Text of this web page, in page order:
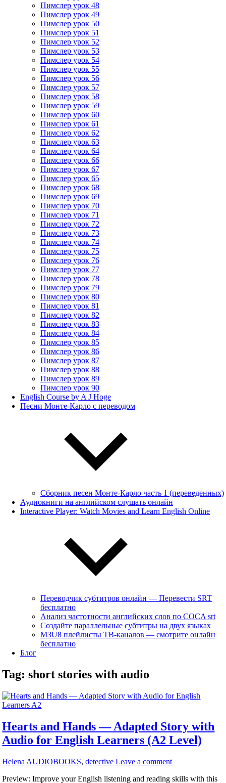
Пимслер урок 48
Пимслер урок 49
Пимслер урок 50
Пимслер урок 51
Пимслер урок 52
Пимслер урок 53
Пимслер урок 54
Пимслер урок 55
Пимслер урок 56
Пимслер урок 57
Пимслер урок 58
Пимслер урок 59
Пимслер урок 60
Пимслер урок 61
Пимслер урок 62
Пимслер урок 63
Пимслер урок 64
Пимслер урок 66
Пимслер урок 67
Пимслер урок 65
Пимслер урок 68
Пимслер урок 69
Пимслер урок 70
Пимслер урок 71
Пимслер урок 72
Пимслер урок 73
Пимслер урок 74
Пимслер урок 75
Пимслер урок 76
Пимслер урок 77
Пимслер урок 78
Пимслер урок 79
Пимслер урок 80
Пимслер урок 81
Пимслер урок 82
Пимслер урок 83
Пимслер урок 84
Пимслер урок 85
Пимслер урок 86
Пимслер урок 87
Пимслер урок 88
Пимслер урок 89
Пимслер урок 90
English Course by A J Hoge
Песни Монте-Карло с переводом
Сборник песен Монте-Карло часть 1 (переведенных)
Аудиокниги на английском слушать онлайн
Interactive Player: Watch Movies and Learn English Online
Переводчик субтитров онлайн — Перевести SRT
бесплатно
Анализ частотности английских слов по COCA srt
Создайте параллельные субтитры на двух языках
M3U8 плейлисты ТВ‑каналов — смотрите онлайн
бесплатно
Блог
Tag:short stories with audio
Hearts and Hands — Adapted Story with
Audio for English Learners (A2 Level)
Helena AUDIOBOOKS,detective Leave a comment
Preview: Improve your English listening and reading skills with this